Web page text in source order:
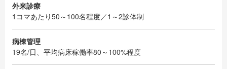
外来診療
1コマあたり50～100名程度／1～2診体制
病棟管理
19名/日、平均病床稼働率80～100%程度